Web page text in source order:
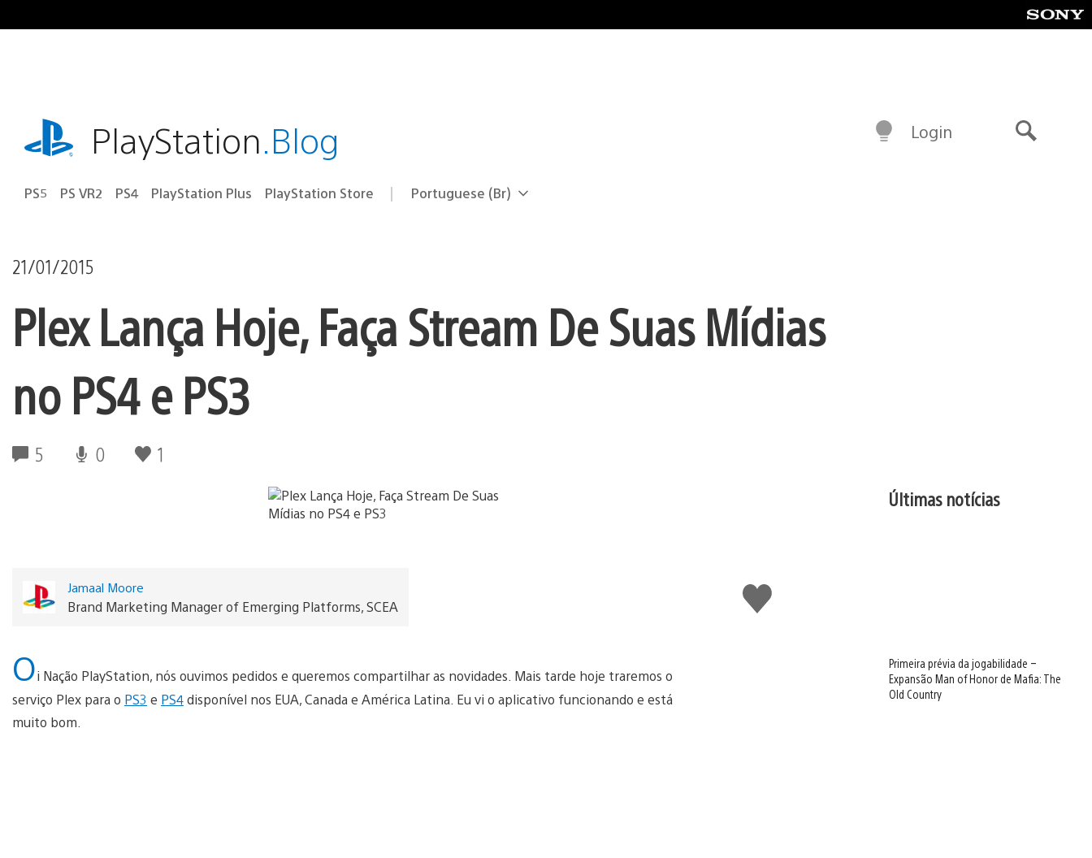
para
playstation.comPlayStation.Blog
PS5 PS VR2 PS4 PlayStation Plus PlayStation Store Selecione
Região
Portuguese (Br)
Login
21/01/2015
Plex Lança Hoje, Faça Stream De Suas Mídias
no PS4 e PS3
5 0 1
Curtir
Jamaal Moore
Brand Marketing Manager of Emerging Platforms, SCEA
Oi Nação PlayStation, nós ouvimos pedidos e queremos compartilhar as novidades. Mais tarde hoje traremos o
serviço Plex para o PS3 e PS4disponível nos EUA, Canada e América Latina. Eu vi o aplicativo funcionando e está
muito bom.
Últimas notícias
Primeira prévia da jogabilidade –
Expansão Man of Honor de Mafia: The
Old Country